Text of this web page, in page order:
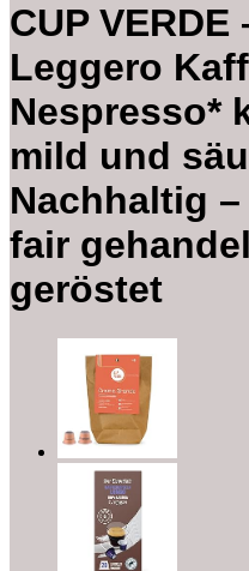
CUP
Leggero
Nespresso*
mild und
Nachhaltig
fair
geröstet